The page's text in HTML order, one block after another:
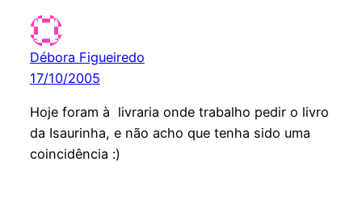
Débora Figueiredo
17/10/2005
Hoje foram à livraria onde trabalho pedir o livro
da Isaurinha, e não acho que tenha sido uma
coincidência :)